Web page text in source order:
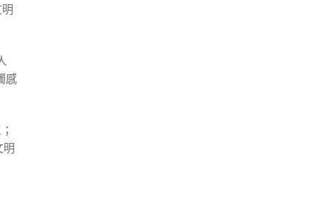
感
明